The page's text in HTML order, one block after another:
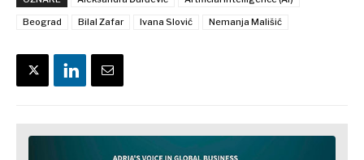
Beograd
Bilal Zafar Ivana Slović Nemanja Mališić